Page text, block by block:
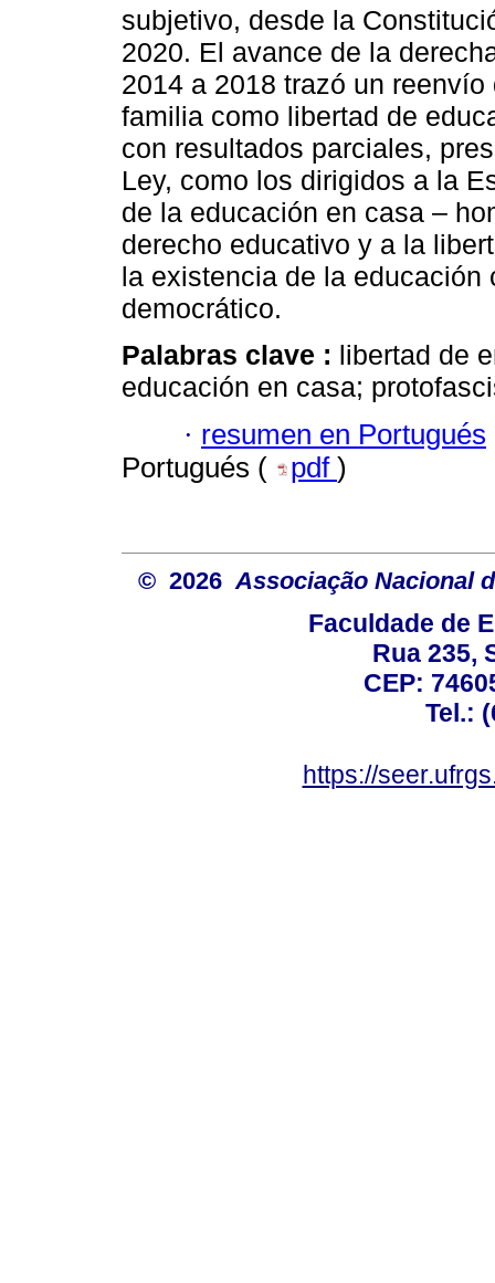
subjetivo, desde la
2020. El avance de la
2014 a 2018 trazó un
familia como libertad de
con resultados parciales,
Ley, como los dirigidos a la
de la educación en casa –
derecho educativo y a la
la existencia de la
democrático.
Palabras clave : libertad de
educación en casa;
· resumen en Portugués
Portugués (
pdf )
© 2026 Associação Nacional
Faculdade de
Rua 235,
CEP:
Tel.:
https://